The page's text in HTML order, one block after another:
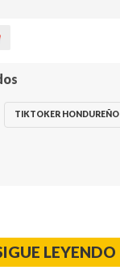
TIKTOKER HONDUREÑO
LEYENDO